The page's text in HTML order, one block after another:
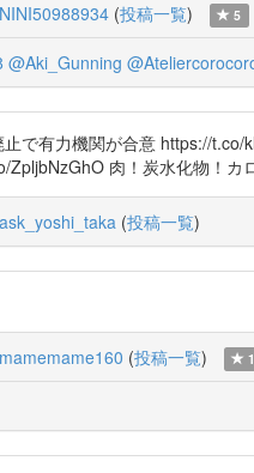
(投稿一覧) 5
@Aki_Gunning
で有力機関が合意 https://
ZpljbNzGhO 肉！炭水化物！
(投稿一覧)
(投稿一覧) 1